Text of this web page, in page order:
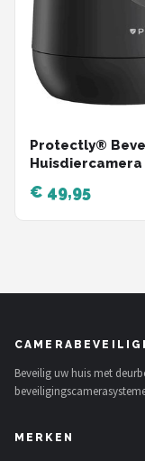
Protectly®
Hondencamera
- Volgt
Camera - Zwart
€ 49,95
Beveilig uw huis met
MERKEN